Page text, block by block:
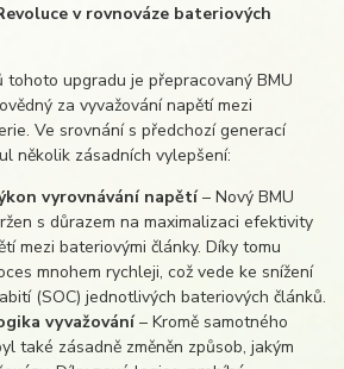
v rovnováze bateriových
tohoto upgradu je přepracovaný BMU
za vyvažování napětí mezi
Ve srovnání s předchozí generací
několik zásadních vylepšení:
vyrovnávání napětí– Nový BMU
s důrazem na maximalizaci efektivity
mezi bateriovými články. Díky tomu
mnohem rychleji, což vede ke snížení
(SOC) jednotlivých bateriových článků.
vyvažování– Kromě samotného
také zásadně změněn způsob, jakým